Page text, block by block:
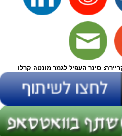
סינר העפיל לגמר מונטה קרלו